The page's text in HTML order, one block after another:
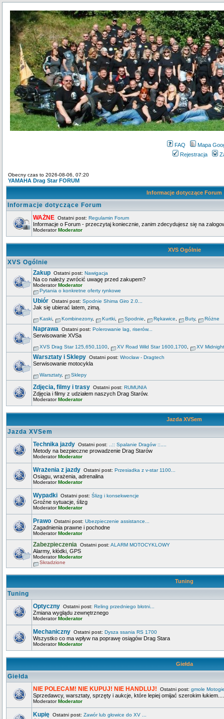
FAQ
Mapa
Rejestracja
Obecny czas to 2026-08-06, 07:20
YAMAHA Drag Star FORUM
Informacje dotyczące Forum
Informacje dotyczące Forum
WAŻNE Ostatni post: Regulamin Forum
Informacje o Forum - przeczytaj koniecznie, zanim zdecydujesz się na
ModeratorModerator
XVS Ogólnie
XVS Ogólnie
Zakup Ostatni post: Nawigacja
Na co należy zwrócić uwagę przed zakupem?
ModeratorModerator
Pytania o konkretne oferty rynkowe
Ubiór Ostatni post: Spodnie Shima Giro 2.0...
Jak się ubierać latem, zimą.
Kaski Kombinezony, Kurtki Spodnie Rękawice Buty, Różne
Naprawa Ostatni post: Polerowanie lag, riserów...
Serwisowanie XVSa
XVS Drag Star 125,650,1100 XV Road Wild Star 1600,1700 XV
Warsztaty i Sklepy Ostatni post: Wrocław - Dragtech
Serwisowanie motocykla
Warsztaty, Sklepy
Zdjęcia, filmy i trasy Ostatni post: RUMUNIA
Zdjęcia i filmy z udziałem naszych Drag Starów.
ModeratorModerator
Jazda XVSem
Jazda XVSem
Technika jazdy Ostatni post: ..:: Spalanie Dragów ::....
Metody na bezpieczne prowadzenie Drag Starów
ModeratorModerator
Wrażenia z jazdy Ostatni post: Przesiadka z v-star 1100...
Osiągu, wrażenia, adrenalina
ModeratorModerator
Wypadki Ostatni post: Ślizg i konsekwencje
Groźne sytuacje, ślizg
ModeratorModerator
Prawo Ostatni post: Ubezpieczenie assistance...
Zagadnienia prawne i pochodne
ModeratorModerator
Zabezpieczenia Ostatni post: ALARM MOTOCYKLOWY
Alarmy, kłódki, GPS
ModeratorModerator
Skradzione
Tuning
Tuning
Optyczny Ostatni post: Reling przedniego błotni...
Zmiana wyglądu zewnętrznego
ModeratorModerator
Mechaniczny Ostatni post: Dysza ssania RS 1700
Wszystko co ma wpływ na poprawę osiągów Drag Stara
ModeratorModerator
Giełda
Giełda
NIE POLECAM! NIE KUPUJ! NIE HANDLUJ! Ostatni post: gmole
Sprzedawcy, warsztaty, sprzęty i aukcje, które lepiej omijać szerokim
ModeratorModerator
Kupię Ostatni post: Zawór lub głowice do XV ...